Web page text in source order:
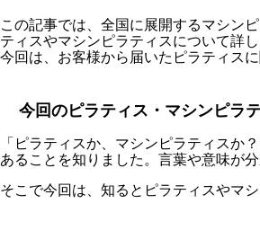
この記事では、全国に展開するマシン
ティスやマシンピラティスについて詳
今回は、お客様から届いたピラティス
今回のピラティス・マシンピラ
「ピラティスか、マシンピラティスか
あることを知りました。言葉や意味が
そこで今回は、知るとピラティスやマ